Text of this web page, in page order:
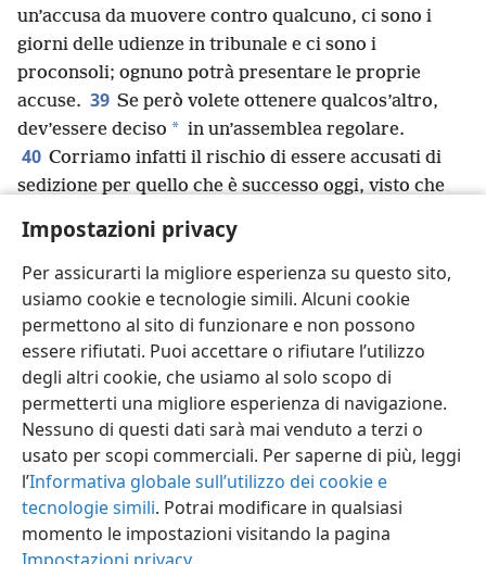
Impostazioni privacy
Per assicurarti la migliore esperienza su questo sito,
usiamo cookie e tecnologie simili. Alcuni cookie
permettono al sito di funzionare e non possono
essere rifiutati. Puoi accettare o rifiutare l’utilizzo
degli altri cookie, che usiamo al solo scopo di
permetterti una migliore esperienza di navigazione.
Nessuno di questi dati sarà mai venduto a terzi o
usato per scopi commerciali. Per saperne di più, leggi
l’Informativa globale sull’utilizzo dei cookie e
tecnologie simili. Potrai modificare in qualsiasi
momento le impostazioni visitando la pagina
un’accusa da muovere contro qualcuno, ci sono i
giorni delle udienze in tribunale e ci sono i
proconsoli; ognuno potrà presentare le proprie
accuse. 39 Se però volete ottenere qualcos’altro,
dev’essere deciso * in un’assemblea regolare.
40 Corriamo infatti il rischio di essere accusati di
sedizione per quello che è successo oggi, visto che
turba disordinata”. 41 E, detto questo, sciolse
l’assemblea.
Italiano Condividi Impostazioni
Copyright© 2026 Watch Tower Bible and Tract Society of Pennsylvania
Condizioni d’uso Informativa sulla privacy
Impostazioni privacy
JW.ORG
Accedi